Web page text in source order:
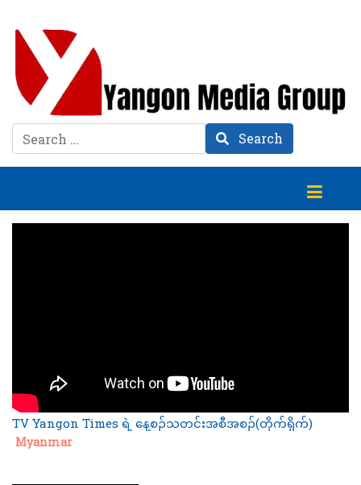
Search Search
TV Yangon Times ရဲ့ နေ့စဉ်သတင်းအစီအစဉ်(တိုက်ရိုက်)
Category:
Myanmar